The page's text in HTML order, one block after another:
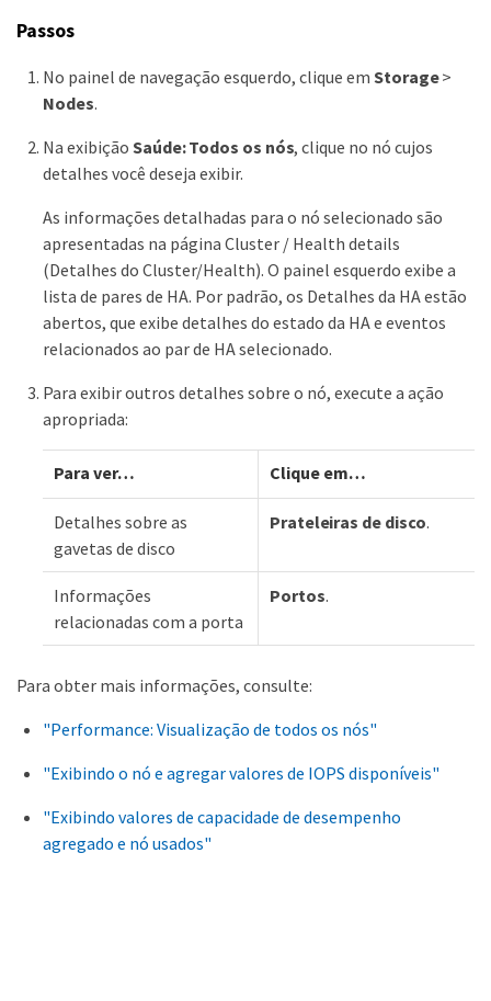
Passos
No painel de navegação esquerdo, clique em Storage>
Nodes.
Na exibição Saúde: Todos os nós, clique no nó cujos
detalhes você deseja exibir.
As informações detalhadas para o nó selecionado são
apresentadas na página Cluster / Health details
(Detalhes do Cluster/Health). O painel esquerdo exibe a
lista de pares de HA. Por padrão, os Detalhes da HA estão
abertos, que exibe detalhes do estado da HA e eventos
relacionados ao par de HA selecionado.
Para exibir outros detalhes sobre o nó, execute a ação
apropriada:
Para ver…​ Clique em…​
Detalhes sobre as
gavetas de disco
Prateleiras de disco.
Informações
relacionadas com a porta
Portos.
Para obter mais informações, consulte:
"Performance: Visualização de todos os nós"
"Exibindo o nó e agregar valores de IOPS disponíveis"
"Exibindo valores de capacidade de desempenho
agregado e nó usados"